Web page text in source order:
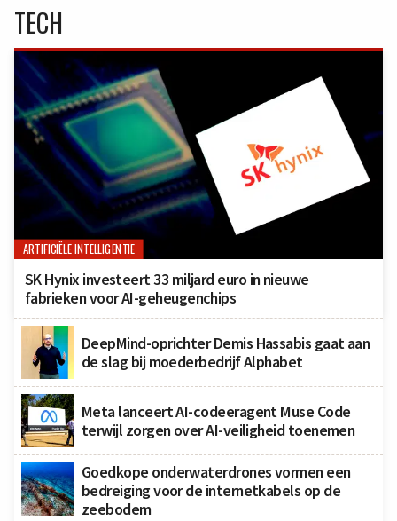
TECH
ARTIFICIËLE INTELLIGENTIE
SK Hynix investeert 33 miljard euro in nieuwe
fabrieken voor AI-geheugenchips
DeepMind-oprichter Demis Hassabis gaat aan
de slag bij moederbedrijf Alphabet
Meta lanceert AI-codeeragent Muse Code
terwijl zorgen over AI-veiligheid toenemen
Goedkope onderwaterdrones vormen een
bedreiging voor de internetkabels op de
zeebodem